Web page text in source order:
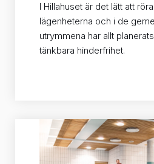
I Hillahuset är det lätt att
lägenheterna och i de
utrymmena har allt
tänkbara hinderfrihet.